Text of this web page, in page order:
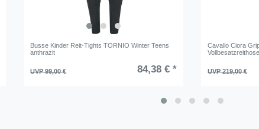
Busse Kinder Reit-Tights TORNIO Winter Teens
anthrazit
UVP 99,00 € 84,38 € *
Cavallo Ciora
UVP 219,00 €